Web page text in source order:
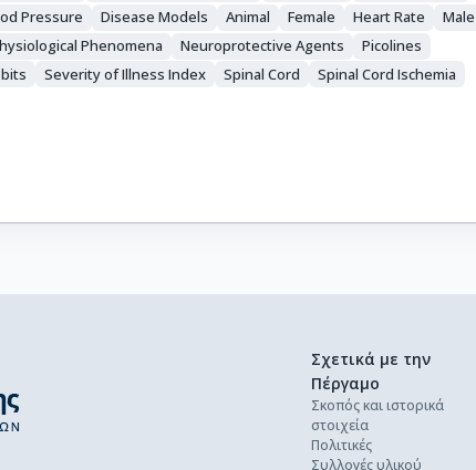
Pressure Disease Models Animal Female Heart Rate
Male
Phenomena Neuroprotective Agents
Picolines
Severity of Illness Index Spinal Cord
Spinal Cord Ischemia
Σχετικά με την
Πέργαμο
Σκοπός και ιστορικά
στοιχεία
Πολιτικές
Συλλογές υλικού